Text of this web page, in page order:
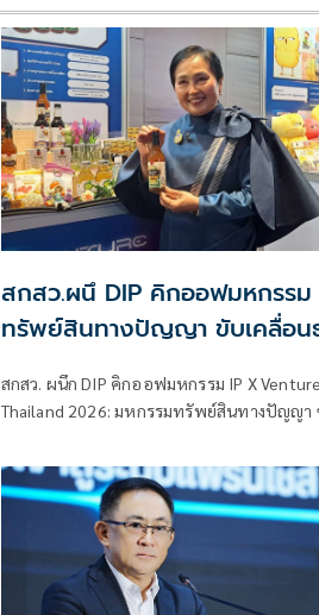
สกสว.ผนึ DIP คิกออฟมหกรรม
ทรัพย์สินทางปัญญา ขับเคลื่อน
สกสว. ผนึก DIP คิกออฟมหกรรม IP X Venture Rise
Thailand 2026: มหกรรมทรัพย์สินทางปัญญา
ปัญญาผ่านกองทุน ววน. เพิ่มคุณค่างานวิจัยไท